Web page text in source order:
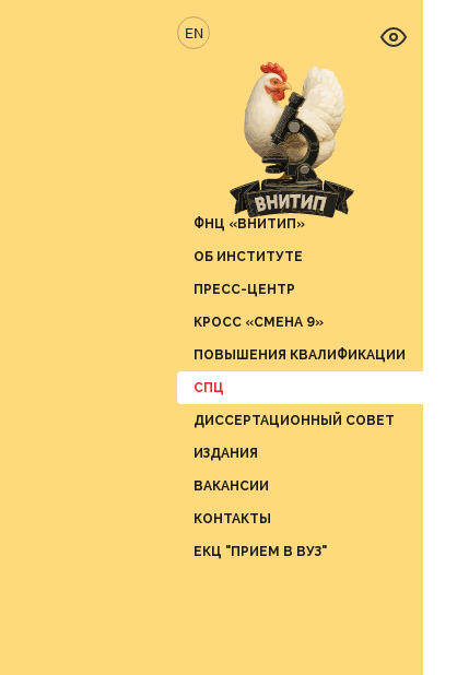
EN
ФНЦ «ВНИТИП»
ОБ ИНСТИТУТЕ
ПРЕСС-ЦЕНТР
КРОСС «СМЕНА 9»
ПОВЫШЕНИЯ КВАЛИФИКАЦИИ
СПЦ
ДИССЕРТАЦИОННЫЙ СОВЕТ
ИЗДАНИЯ
ВАКАНСИИ
КОНТАКТЫ
ЕКЦ "ПРИЕМ В ВУЗ"